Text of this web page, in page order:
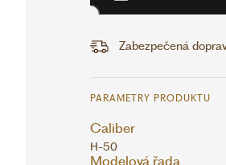
Zabezpečená
PARAMETRY PRODUKTU
Caliber
H-50
Modelová řada